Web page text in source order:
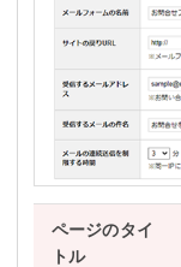
ページのタイ
トル